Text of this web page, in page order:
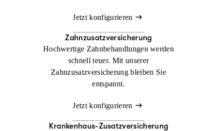
Jetzt konfigurieren
Zahnzusatzversicherung
Hochwertige Zahnbehandlungen werden
schnell teuer. Mit unserer
Zahnzusatzversicherung bleiben Sie
entspannt.
Jetzt konfigurieren
Krankenhaus-Zusatzversicherung